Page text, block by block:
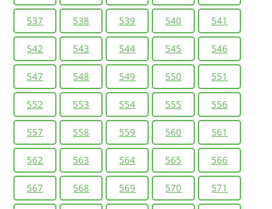
537 538 539 540 541
542 543 544 545 546
547 548 549 550 551
552 553 554 555 556
557 558 559 560 561
562 563 564 565 566
567 568 569 570 571